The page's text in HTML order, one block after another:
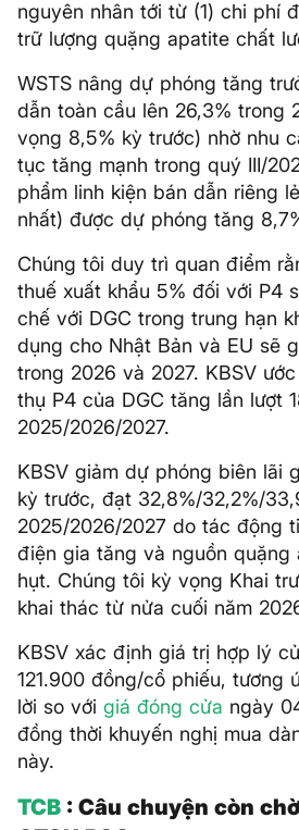
nguyên nhân tới từ (1) chi phí
trữ lượng quặng apatite chất
WSTS nâng dự phóng tăng
dẫn toàn cầu lên 26,3% trong
vọng 8,5% kỳ trước) nhờ nhu
tục tăng mạnh trong quý III/
phẩm linh kiện bán dẫn riêng
nhất) được dự phóng tăng
Chúng tôi duy trì quan điểm
thuế xuất khẩu 5% đối với P4
chế với DGC trong trung hạn
dụng cho Nhật Bản và EU sẽ
trong 2026 và 2027. KBSV
thụ P4 của DGC tăng lần lượt
2025/2026/2027.
KBSV giảm dự phóng biên lãi
kỳ trước, đạt 32,8%/32,2%/
2025/2026/2027 do tác động
điện gia tăng và nguồn quặng
hụt. Chúng tôi kỳ vọng Khai
khai thác từ nửa cuối năm
KBSV xác định giá trị hợp lý
121.900 đồng/cổ phiếu, tương
lời so với giá đóng cửa ngày
đồng thời khuyến nghị mua
này.
TCB : Câu chuyện còn